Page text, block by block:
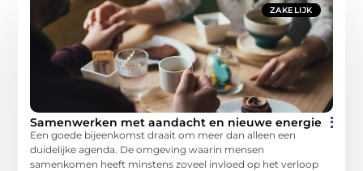
ZAKELIJK
Samenwerken met aandacht en nieuwe energie
Een goede bijeenkomst draait om meer dan alleen een
duidelijke agenda. De omgeving waarin mensen
samenkomen heeft minstens zoveel invloed op het verloop